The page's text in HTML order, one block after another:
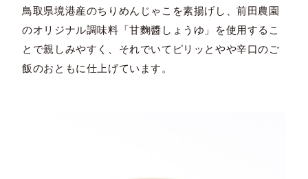
鳥取県境港産のちりめんじゃこを素揚げし、前田農園
のオリジナル調味料「甘麴醬しょうゆ」を使用するこ
とで親しみやすく、それでいてピリッとやや辛口のご
飯のおともに仕上げています。